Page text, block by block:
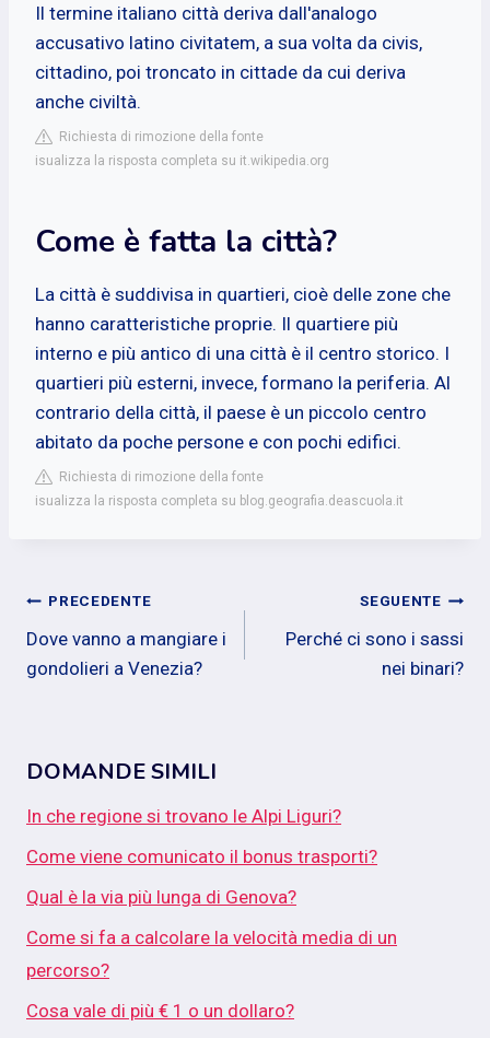
Il termine italiano città deriva dall'analogo
accusativo latino civitatem, a sua volta da civis,
cittadino, poi troncato in cittade da cui deriva
anche civiltà.
Richiesta di rimozione della fonte
isualizza la risposta completa su it.wikipedia.org
Come è fatta la città?
La città è suddivisa in quartieri, cioè delle zone che
hanno caratteristiche proprie. Il quartiere più
interno e più antico di una città è il centro storico. I
quartieri più esterni, invece, formano la periferia. Al
contrario della città, il paese è un piccolo centro
abitato da poche persone e con pochi edifici.
Richiesta di rimozione della fonte
isualizza la risposta completa su blog.geografia.deascuola.it
Navigazione
articoli
PRECEDENTE
Dove vanno a mangiare i
gondolieri a Venezia?
SEGUENTE
Perché ci sono i sassi
nei binari?
DOMANDE SIMILI
In che regione si trovano le Alpi Liguri?
Come viene comunicato il bonus trasporti?
Qual è la via più lunga di Genova?
Come si fa a calcolare la velocità media di un
percorso?
Cosa vale di più € 1 o un dollaro?